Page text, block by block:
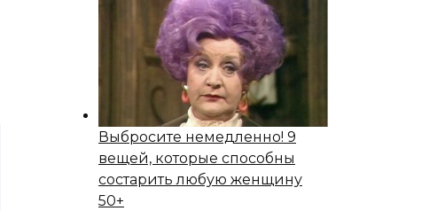
Выбросите немедленно! 9
вещей, которые способны
состapить любую женщину
50+